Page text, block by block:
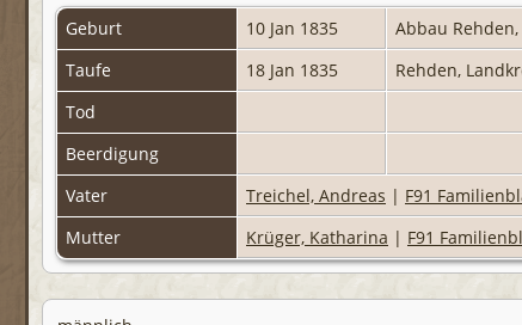
Geburt 10 Jan 1835
Abbau
Taufe
18 Jan 1835
Rehden,
Tod
Beerdigung
Vater
Treichel, Andreas | F91
Mutter
Krüger, Katharina | F91